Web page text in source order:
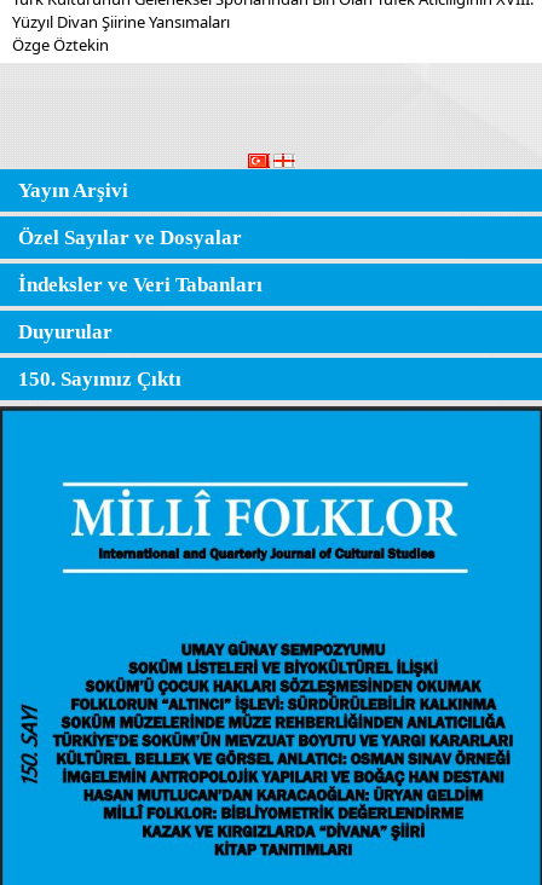
Yüzyıl Divan Şiirine Yansımaları
Özge Öztekin
Yayın Arşivi
Özel Sayılar ve Dosyalar
İndeksler ve Veri Tabanları
Duyurular
150. Sayımız Çıktı